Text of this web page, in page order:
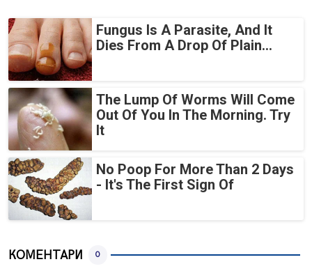
Fungus Is A Parasite, And It
Dies From A Drop Of Plain...
The Lump Of Worms Will Come
Out Of You In The Morning. Try
It
No Poop For More Than 2 Days
- It's The First Sign Of
КОМЕНТАРИ 0